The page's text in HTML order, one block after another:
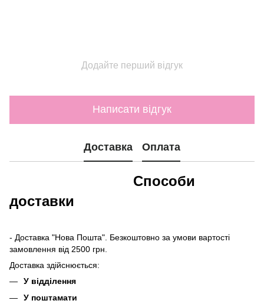
Додайте перший відгук
Написати відгук
Доставка Оплата
Способи
доставки
- Доставка "Нова Пошта". Безкоштовно за умови вартості
замовлення від 2500 грн.
Доставка здійснюється:
У відділення
У поштамати